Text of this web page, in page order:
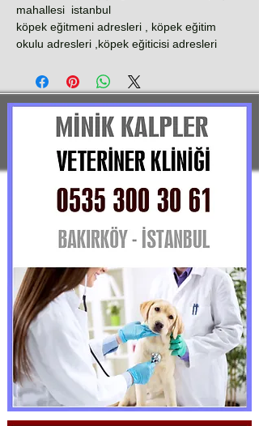
mahallesi istanbul
köpek eğitmeni adresleri , köpek eğitim
okulu adresleri ,köpek eğiticisi adresleri